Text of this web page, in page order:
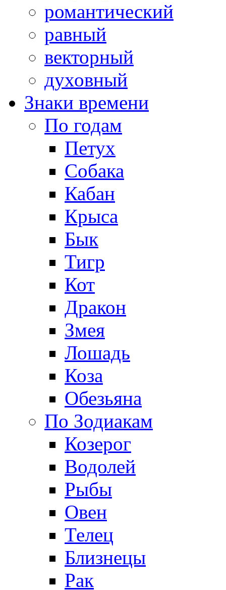
романтический
равный
векторный
духовный
Знаки времени
По годам
Петух
Собака
Кабан
Крыса
Бык
Тигр
Кот
Дракон
Змея
Лошадь
Коза
Обезьяна
По Зодиакам
Козерог
Водолей
Рыбы
Овен
Телец
Близнецы
Рак